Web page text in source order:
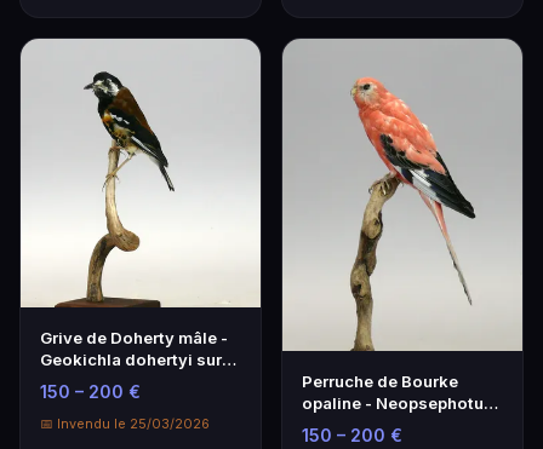
Grive de Doherty mâle -
Geokichla dohertyi sur
branche
150 – 200 €
📅 Invendu le 25/03/2026
Perruche de Bourke
opaline - Neopsephotus
bourkii - Montée sur
150 – 200 €